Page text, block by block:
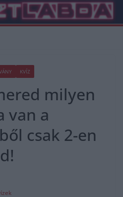
KVÍZ
milyen
van a
csak 2-en